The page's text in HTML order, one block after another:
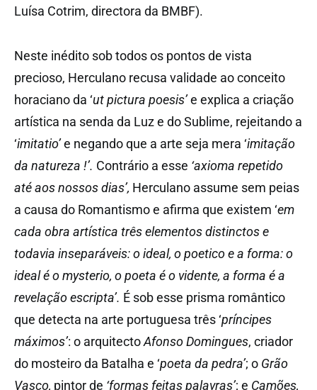
Luísa Cotrim, directora da BMBF).
Neste inédito sob todos os pontos de vista
precioso, Herculano recusa validade ao conceito
horaciano da ‘ut pictura poesis’e explica a criação
artística na senda da Luz e do Sublime, rejeitando a
‘imitatio’e negando que a arte seja mera ‘imitação
da natureza !’. Contrário a esse ‘axioma repetido
até aos nossos dias’, Herculano assume sem peias
a causa do Romantismo e afirma que existem ‘em
cada obra artística três elementos distinctos e
todavia inseparáveis: o ideal, o poetico e a forma: o
ideal é o mysterio, o poeta é o vidente, a forma é a
revelação escripta’. É sob esse prisma romântico
que detecta na arte portuguesa três ‘príncipes
máximos’: o arquitectoAfonso Domingues, criador
do mosteiro da Batalha e ‘poeta da pedra’; o Grão
Vasco, pintor de ‘formas feitas palavras’; e Camões,